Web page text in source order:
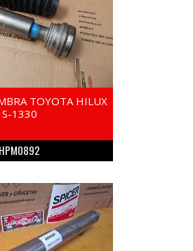
TOYOTA HILUX
S-1330
HPM0892